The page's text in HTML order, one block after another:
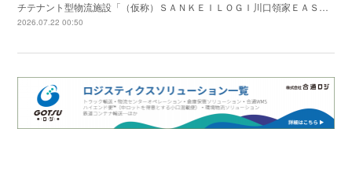
チテナント型物流施設「（仮称）ＳＡＮＫＥＩＬＯＧＩ川口領家ＥＡＳ…
2026.07.22 00:50